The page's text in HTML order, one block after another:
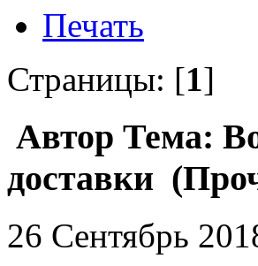
Печать
Страницы: [1]
Автор Тема:
доставки
26 Сентябрь